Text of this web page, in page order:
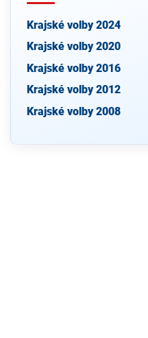
Krajské volby 2024
Krajské volby 2020
Krajské volby 2016
Krajské volby 2012
Krajské volby 2008